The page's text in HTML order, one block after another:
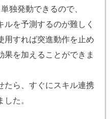
独発動できるので、
を予測するのが難しく
用すれば突進動作を止め
を加えることができま
たら、すぐにスキル連携
た。